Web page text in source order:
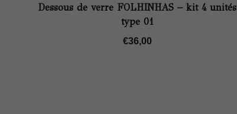
Dessous de verre FOLHINHAS – kit 4 unités
type 01
€36,00